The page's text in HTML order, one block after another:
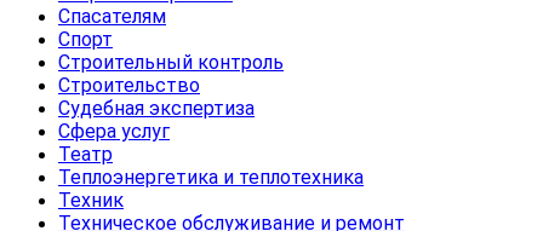
Спасателям
Спорт
Строительный контроль
Строительство
Судебная экспертиза
Сфера услуг
Театр
Теплоэнергетика и теплотехника
Техник
Техническое обслуживание и ремонт